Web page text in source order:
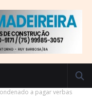
a pagar verbas